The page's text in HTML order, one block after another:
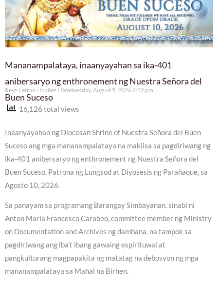
Mananampalataya, inaanyayahan sa ika-401
anibersaryo ng enthronement ng Nuestra Señora del
Buen Suceso
Reyn Letran - Ibañez Wednesday, August 5, 2026 2:32 pm
16,126 total views
Inaanyayahan ng Diocesan Shrine of Nuestra Señora del Buen
Suceso ang mga mananampalataya na makiisa sa pagdiriwang ng
ika-401 anibersaryo ng enthronement ng Nuestra Señora del
Buen Suceso, Patrona ng Lungsod at Diyosesis ng Parañaque, sa
Agosto 10, 2026.
Sa panayam sa programang Barangay Simbayanan, sinabi ni
Anton Maria Francesco Carabeo, committee member ng Ministry
on Documentation and Archives ng dambana, na tampok sa
pagdiriwang ang iba’t ibang gawaing espirituwal at
pangkulturang magpapakita ng matatag na debosyon ng mga
mananampalataya sa Mahal na Birhen.